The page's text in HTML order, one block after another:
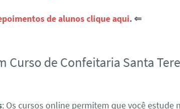
de alunos clique aqui. ⇐
Curso de Confeitaria Santa
: Os cursos online permitem que você estude